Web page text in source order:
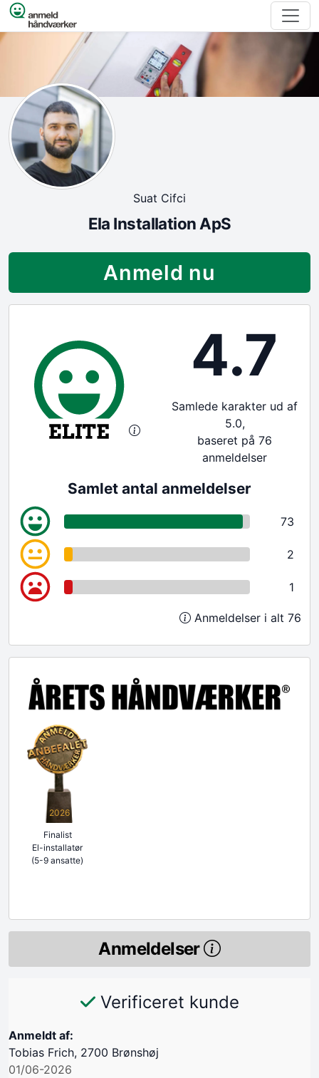
Spring til indhold
Suat Cifci
Ela Installation ApS
Anmeld nu
4.7
Samlede karakter ud af
5.0,
baseret på 76
anmeldelser
Samlet antal anmeldelser
73
2
1
Anmeldelser i alt 76
2026
Finalist
El-installatør
(5-9 ansatte)
Anmeldelser
Verificeret kunde
Anmeldt af:
Tobias Frich, 2700 Brønshøj
01/06-2026